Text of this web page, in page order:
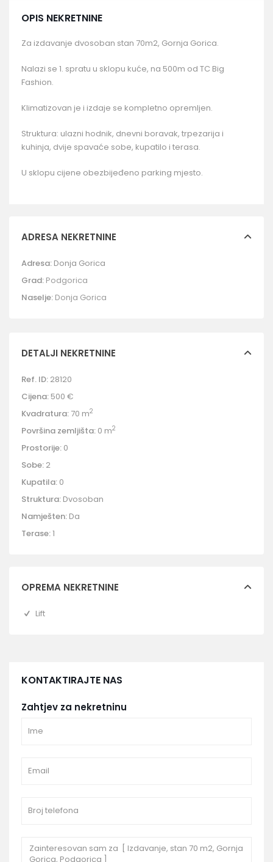
OPIS NEKRETNINE
Za izdavanje dvosoban stan 70m2, Gornja Gorica.
Nalazi se 1. spratu u sklopu kuće, na 500m od TC Big
Fashion.
Klimatizovan je i izdaje se kompletno opremljen.
Struktura: ulazni hodnik, dnevni boravak, trpezarija i
kuhinja, dvije spavaće sobe, kupatilo i terasa.
U sklopu cijene obezbijeđeno parking mjesto.
ADRESA NEKRETNINE
Adresa: Donja Gorica
Grad: Podgorica
Naselje: Donja Gorica
DETALJI NEKRETNINE
Ref. ID: 28120
Cijena: 500 €
Kvadratura: 70 m2
Površina zemljišta: 0 m2
Prostorije: 0
Sobe: 2
Kupatila: 0
Struktura: Dvosoban
Namješten: Da
Terase:1
OPREMA NEKRETNINE
Lift
KONTAKTIRAJTE NAS
Zahtjev za nekretninu